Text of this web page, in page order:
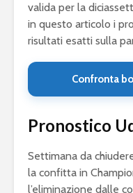
valida per la
in questo articolo i
risultati esatti sulla
Confronta
Pronostico
Settimana da
la confitta in
l’eliminazione dalle